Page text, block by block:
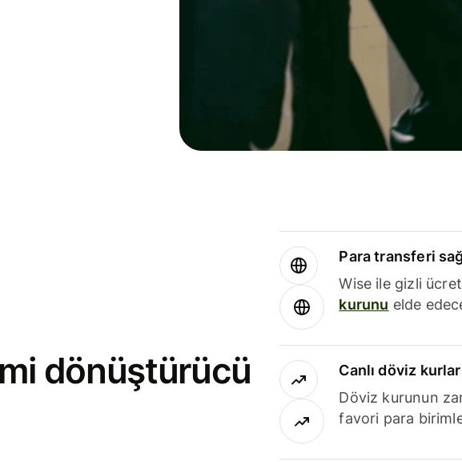
dönüştürücü
Para transferi
Wise ile gizli
kurunu elde
Canlı döviz
Döviz kurunun
favori para